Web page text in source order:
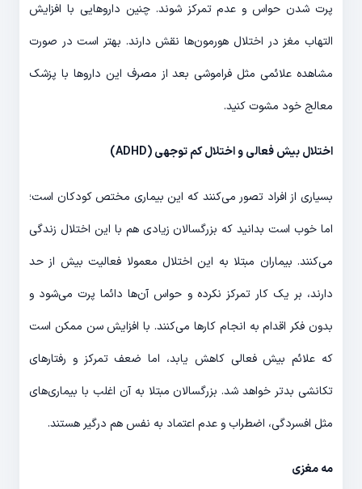
پرت شدن حواس و عدم تمرکز شوند. چنین داروهایی با افزایش
التهاب مغز در اختلال هورمون‌ها نقش دارند. بهتر است در صورت
مشاهده علائمی مثل فراموشی بعد از مصرف این داروها با پزشک
معالج خود مشوت کنید.
اختلال بیش فعالی و اختلال کم توجهی (ADHD
)
بسیاری از افراد تصور می‌کنند که این بیماری مختص کودکان است؛
اما خوب است بدانید که بزرگسالان زیادی هم با این اختلال زندگی
می‌کنند. بیماران مبتلا به این اختلال معمولا فعالیت بیش از حد
دارند، بر یک کار تمرکز نکرده و حواس آن‌ها دائما پرت می‌شود و
بدون فکر اقدام به انجام کارها می‌کنند. با افزایش سن ممکن است
که علائم بیش فعالی کاهش یابد، اما ضعف تمرکز و رفتارهای
تکانشی بدتر خواهد شد. بزرگسالان مبتلا به آن اغلب با بیماری‌های
مثل افسردگی، اضطراب و عدم اعتماد به نفس هم درگیر هستند.
مه مغزی